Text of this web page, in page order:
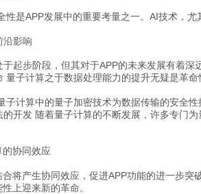
性是APP发展中的重要考量之一。AI技术，
沿影响
起步阶段，但其对于APP的未来发展有着
量子计算之于数据处理能力的提升无疑是革
子计算中的量子加密技术为数据传输的安全
的开发 随着量子计算的不断发展，许多专门
协同效应
将产生协同效应，促进APP功能的进一步
上迎来新的革命。